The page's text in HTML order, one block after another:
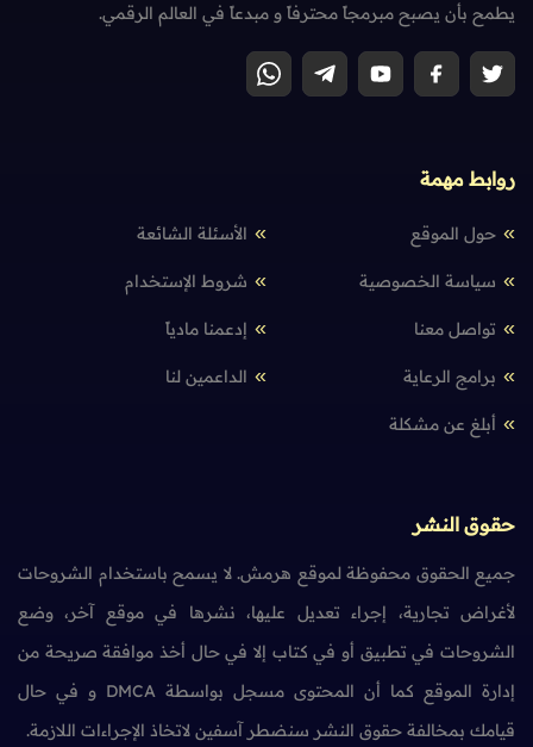
يطمح بأن يصبح مبرمجاً محترفاً و مبدعاً في العالم الرقمي.
روابط مهمة
حول الموقع الأسئلة الشائعة
سياسة الخصوصية شروط الإستخدام
تواصل معنا إدعمنا مادياً
برامج الرعاية الداعمين لنا
أبلغ عن مشكلة
حقوق النشر
جميع الحقوق محفوظة لموقع هرمش. لا يسمح باستخدام الشروحات
لأغراض تجارية، إجراء تعديل عليها، نشرها في موقع آخر، وضع
الشروحات في تطبيق أو في كتاب إلا في حال أخذ موافقة صريحة من
إدارة الموقع كما أن المحتوى مسجل بواسطة DMCA و في حال
قيامك بمخالفة حقوق النشر سنضطر آسفين لاتخاذ الإجراءات اللازمة.